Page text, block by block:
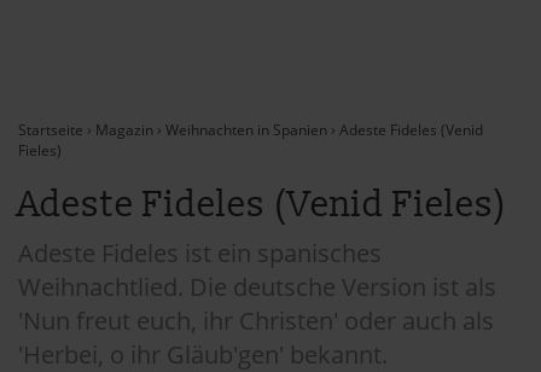
Startseite › Magazin › Weihnachten in Spanien › Adeste Fideles (Venid
Fieles)
Adeste Fideles (Venid Fieles)
Adeste Fideles ist ein spanisches
Weihnachtlied. Die deutsche Version ist als
'Nun freut euch, ihr Christen' oder auch als
'Herbei, o ihr Gläub'gen' bekannt.